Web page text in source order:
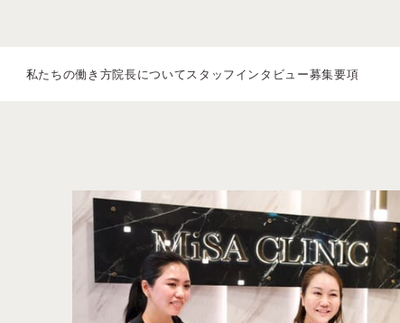
私たちの働き方院長についてスタッフインタビュー募集要項